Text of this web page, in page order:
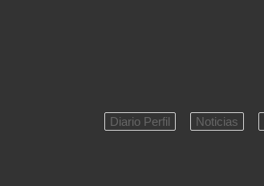
Diario Perfil Noticias